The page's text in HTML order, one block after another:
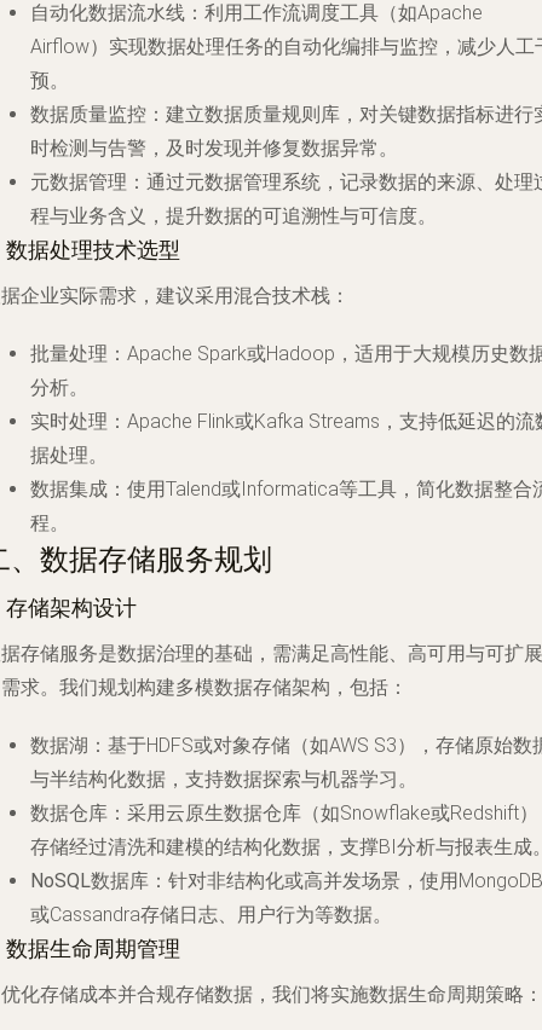
自动化数据流水线 ：利用工作流调度工具（如Apache
Airflow）实现数据处理任务的自动化编排与监控，减少人工
预。
数据质量监控 ：建立数据质量规则库，对关键数据指标进行
时检测与告警，及时发现并修复数据异常。
元数据管理 ：通过元数据管理系统，记录数据的来源、处理
程与业务含义，提升数据的可追溯性与可信度。
数据处理技术选型
企业实际需求，建议采用混合技术栈：
批量处理：Apache Spark或Hadoop，适用于大规模历史数
分析。
实时处理：Apache Flink或Kafka Streams，支持低延迟的流
据处理。
数据集成：使用Talend或Informatica等工具，简化数据整合
程。
、数据存储服务规划
存储架构设计
存储服务是数据治理的基础，需满足高性能、高可用与可扩展
求。我们规划构建多模数据存储架构，包括：
数据湖 ：基于HDFS或对象存储（如AWS S3），存储原始数
与半结构化数据，支持数据探索与机器学习。
数据仓库 ：采用云原生数据仓库（如Snowflake或Redshift
存储经过清洗和建模的结构化数据，支撑BI分析与报表生成
NoSQL数据库 ：针对非结构化或高并发场景，使用MongoDB
或Cassandra存储日志、用户行为等数据。
数据生命周期管理
化存储成本并合规存储数据，我们将实施数据生命周期策略：